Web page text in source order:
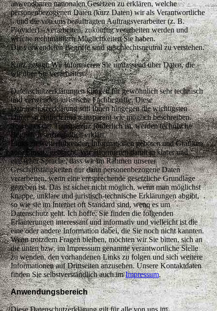
anwendbaren nationalen Gesetzen zu erklären, welche
personenbezogenen Daten (kurz Daten) wir als Verantwortliche
– und die von uns beauftragten Auftragsverarbeiter (z. B.
Provider) – verarbeiten, zukünftig verarbeiten werden und
welche rechtmäßigen Möglichkeiten Sie haben.
Die verwendeten Begriffe sind geschlechtsneutral zu verstehen.
Kurz gesagt: Wir informieren Sie umfassend über Daten, die
wir über Sie verarbeiten.
Datenschutzerklärungen klingen für gewöhnlich sehr technisch
und verwenden juristische Fachbegriffe. Diese
Datenschutzerklärung soll Ihnen hingegen die wichtigsten
Dinge so einfach und transparent wie möglich beschreiben.
Soweit es der Transparenz förderlich ist, werden technische
Begriffe leserfreundlich erklärt,
Links zu weiterführenden Informationen geboten und Grafiken
zum Einsatz gebracht. Wir informieren damit in klarer und
einfacher Sprache, dass wir im Rahmen unserer
Geschäftstätigkeiten nur dann personenbezogene Daten
verarbeiten, wenn eine entsprechende gesetzliche Grundlage
gegeben ist. Das ist sicher nicht möglich, wenn man möglichst
knappe, unklare und juristisch-technische Erklärungen abgibt,
so wie sie im Internet oft Standard sind, wenn es um
Datenschutz geht. Ich hoffe, Sie finden die folgenden
Erläuterungen interessant und informativ und vielleicht ist die
eine oder andere Information dabei, die Sie noch nicht kannten.
Wenn trotzdem Fragen bleiben, möchten wir Sie bitten, sich an
die unten bzw. im Impressum genannte verantwortliche Stelle
zu wenden, den vorhandenen Links zu folgen und sich weitere
Informationen auf Drittseiten anzusehen. Unsere Kontaktdaten
finden Sie selbstverständlich auch imImpressum.
Anwendungsbereich
Diese Datenschutzerklärung gilt für alle von uns im